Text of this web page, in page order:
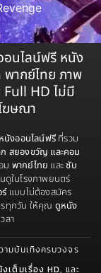
อนไลน์ฟรี หนัง
พากย์ไทย ภาพ
Full HD ไม่มี
ฆษณา
นังออนไลน์ฟรีที่รวม
สยองขวัญ และคอม
ม พากย์ไทย และซับ
ดูในโรงภาพยนตร์
แบบไม่ต้องสมัคร
ทุกวัน ให้คุณ ดูหนัง
ลา
มบันเทิงครบวงจร
เต็มเรื่อง HD, และ